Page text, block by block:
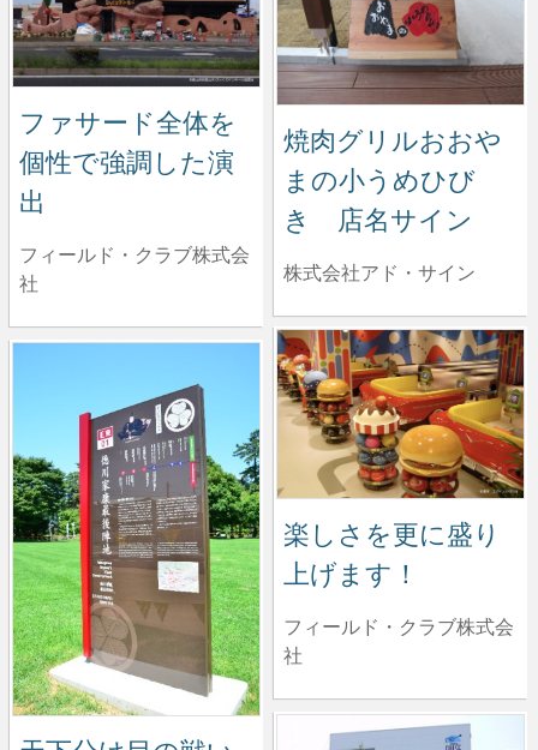
ファサード全体を
個性で強調した演
出
フィールド・クラブ株式会
社
焼肉グリルおおや
まの小うめひび
き 店名サイン
株式会社アド・サイン
楽しさを更に盛り
上げます！
フィールド・クラブ株式会
社